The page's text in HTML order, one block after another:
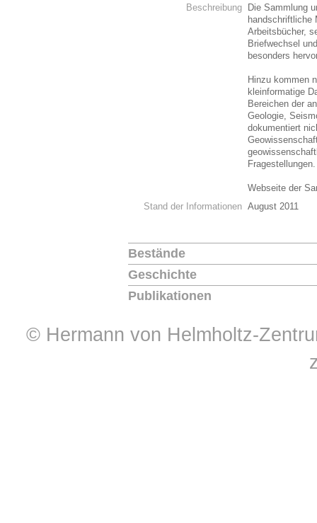
Beschreibung
Die Sammlung
handschriftliche
Arbeitsbücher,
Briefwechsel
besonders
Hinzu kommen
kleinformatige
Bereichen der
Geologie,
dokumentiert
Fragestellungen.
Webseite der
Stand der Informationen August 2011
Bestände
Geschichte
Publikationen
© Hermann von Helmholtz-